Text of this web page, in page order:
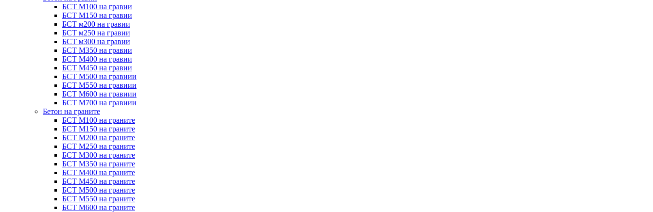
БСТ М100 на гравии
БСТ М150 на гравии
БСТ м200 на гравии
БСТ м250 на гравии
БСТ м300 на гравии
БСТ М350 на гравии
БСТ М400 на гравии
БСТ М450 на гравии
БСТ М500 на гравиии
БСТ М550 на гравиии
БСТ М600 на гравиии
БСТ М700 на гравиии
Бетон на граните
БСТ М100 на граните
БСТ М150 на граните
БСТ М200 на граните
БСТ М250 на граните
БСТ М300 на граните
БСТ М350 на граните
БСТ М400 на граните
БСТ М450 на граните
БСТ М500 на граните
БСТ М550 на граните
БСТ М600 на граните